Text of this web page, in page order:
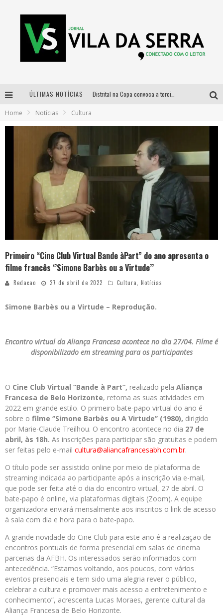
ÚLTIMAS NOTÍCIAS
Designer mineira lança jogo educativo sobre coleta seletiva na maior feira de jogos de tabuleiro da América Latina
Home Notícias Cultura
Primeiro “Cine Club Virtual Bande àPart” do ano apresenta o
filme francês ‘’Simone Barbès ou a Virtude’’
Redacao 27 de abril de 2022 Cultura, Notícias
Simone Barbès ou a Virtude – Reprodução.
Encontro virtual da Aliança Francesa acontece no dia 27/04. Filme é
disponibilizado em streaming para os participantes
O Cine Club Virtual “Bande à Part”, realizado pela Aliança
Francesa de Belo Horizonte, retoma as suas atividades em
2022 em grande estilo. O primeiro bate-papo virtual do ano é
sobre o filme ‘’Simone Barbès ou A Virtude’’ (1980), dirigido
por Marie-Claude Treilhou. O encontro acontece no dia 27 de
abril, às 18h. As inscrições para participar são gratuitas e podem
ser feitas pelo e-mail cultura@aliancafrancesabh.com.br.
O título pode ser assistido online por meio de plataforma de
streaming indicada ao participante após a inscrição via e-mail,
que pode ser feita até o dia do encontro virtual, 27 de abril. O
bate-papo é online, via plataformas digitais (Zoom). A equipe
organizadora enviará mensalmente aos inscritos o link de acesso
à sala com dia e hora para o bate-papo.
A grande novidade do Cine Club para este ano é a realização de
encontros pontuais de forma presencial em salas de cinema
parcerias da AFBH. Os interessados serão informados com
antecedência. “Estamos voltando, aos poucos, com vários
eventos presenciais e tem sido uma alegria rever o público,
celebrar a cultura e promover mais acesso a entretenimento e
conhecimento”, acrescenta Lucas Moraes, gerente cultural da
Aliança Francesa de Belo Horizonte.